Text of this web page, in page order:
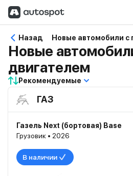
Назад Новые автомобили с
Новые
двигателем
Рекомендуемые
ГАЗ
Газель Next (бортовая) Base
Грузовик • 2026
В наличии